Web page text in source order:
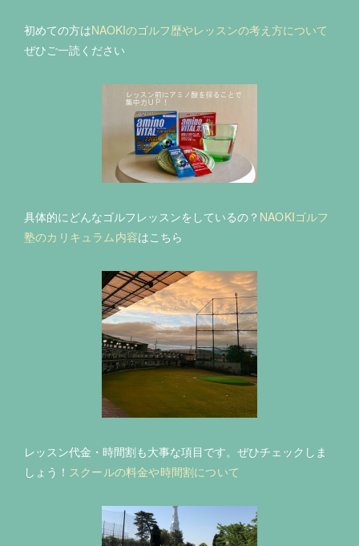
初めての方はNAOKIのゴルフ歴やレッスンの考え方について
ぜひご一読ください
具体的にどんなゴルフレッスンをしているの？ NAOKIゴルフ
塾のカリキュラム内容はこちら
レッスン代金・時間割も大事な項目です。ぜひチェックしま
しょう！ スクールの料金や時間割について